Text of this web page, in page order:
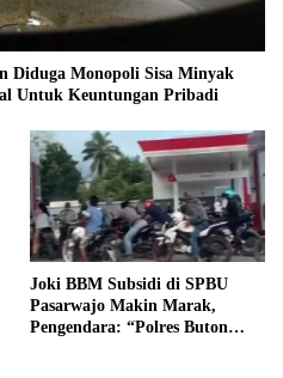
Diduga Monopoli Sisa Minyak
Untuk Keuntungan Pribadi
Joki BBM Subsidi di SPBU
Pasarwajo Makin Marak,
Pengendara: “Polres Buton